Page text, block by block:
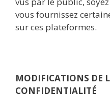
vous fournissez
sur ces plateformes.
MODIFICATIONS DE
CONFIDENTIALITÉ